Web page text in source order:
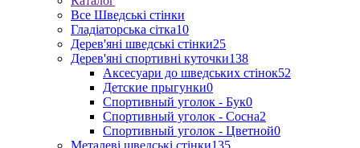
Все Шведські стінки
Гладіаторська сітка10
Дерев'яні шведські стінки25
Дерев'яні спортивні куточки138
Аксесуари до шведських стінок52
Детские прыгунки0
Спортивный уголок - Бук0
Спортивный уголок - Сосна2
Спортивный уголок - Цветной0
Металеві шведські стінки135